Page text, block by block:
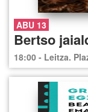
ABU 13
Bertso
18:00 - Leitza.